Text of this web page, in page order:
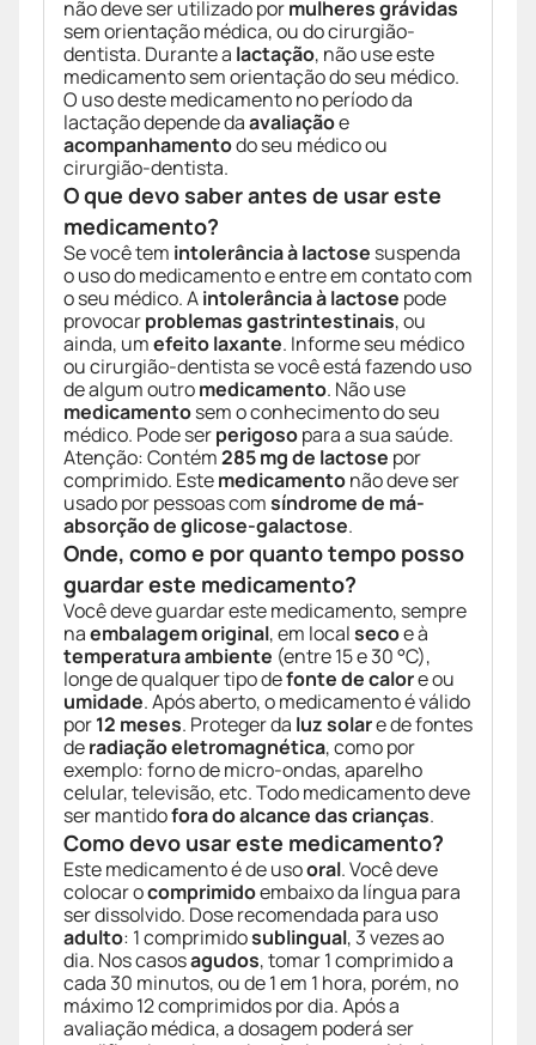
não deve ser utilizado pormulheres grávidas
sem orientação médica, ou do cirurgião-
dentista. Durante a lactação, não use este
medicamento sem orientação do seu médico.
O uso deste medicamento no período da
lactação depende daavaliaçãoe
acompanhamentodo seu médico ou
cirurgião-dentista.
O que devo saber antes de usar este
medicamento?
Se você tem intolerância à lactose suspenda
o uso do medicamento e entre em contato com
o seu médico. Aintolerância à lactose pode
provocarproblemas gastrintestinais, ou
ainda, umefeito laxante. Informe seu médico
ou cirurgião-dentista se você está fazendo uso
de algum outromedicamento. Não use
medicamentosem o conhecimento do seu
médico. Pode serperigosopara a sua saúde.
Atenção: Contém285 mg de lactose por
comprimido. Estemedicamentonão deve ser
usado por pessoas comsíndrome de má-
absorção de glicose-galactose.
Onde, como e por quanto tempo posso
guardar este medicamento?
Você deve guardar este medicamento, sempre
naembalagem original, em localsecoe à
temperatura ambiente (entre 15 e 30 °C),
longe de qualquer tipo defonte de calore ou
umidade. Após aberto, o medicamento é válido
por12 meses. Proteger da luz solare de fontes
deradiação eletromagnética, como por
exemplo: forno de micro-ondas, aparelho
celular, televisão, etc. Todo medicamento deve
ser mantidofora do alcance das crianças.
Como devo usar este medicamento?
Este medicamento é de usooral. Você deve
colocar ocomprimidoembaixo da língua para
ser dissolvido. Dose recomendada para uso
adulto: 1 comprimidosublingual, 3 vezes ao
dia. Nos casosagudos, tomar 1 comprimido a
cada 30 minutos, ou de 1 em 1 hora, porém, no
máximo 12 comprimidos por dia. Após a
avaliação médica, a dosagem poderá ser